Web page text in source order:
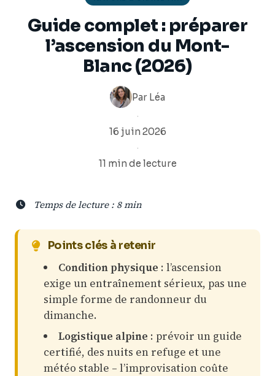
Guide complet : préparer
l’ascension du Mont-
Blanc (2026)
Par Léa
·
16 juin 2026
·
11 min de lecture
Temps de lecture : 8 min
Points clés à retenir
Condition physique : l’ascension
exige un entraînement sérieux, pas une
simple forme de randonneur du
dimanche.
Logistique alpine : prévoir un guide
certifié, des nuits en refuge et une
météo stable – l’improvisation coûte